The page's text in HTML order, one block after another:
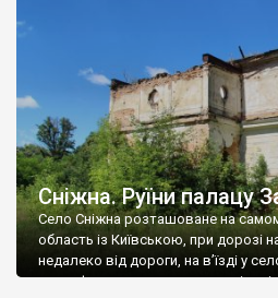
сіл. У селі є мурована
Сніжна. Руїни палацу
Село Сніжна розташоване на самому
область із Київською, при дорозі
недалеко від дороги, на в’їзді у
рельєфне пано, яке показує жінку